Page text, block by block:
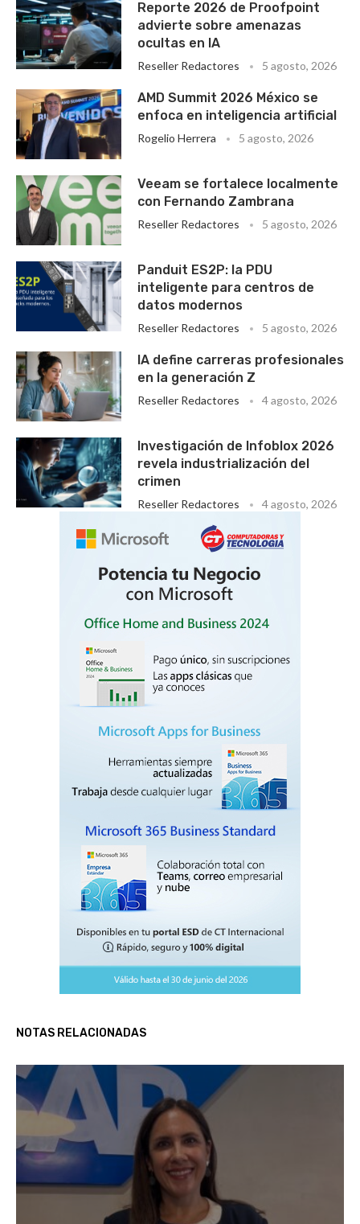
Reporte 2026 de Proofpoint
advierte sobre amenazas
ocultas en IA
Reseller Redactores 5 agosto, 2026
AMD Summit 2026 México se
enfoca en inteligencia artificial
Rogelio Herrera 5 agosto, 2026
Veeam se fortalece localmente
con Fernando Zambrana
Reseller Redactores 5 agosto, 2026
Panduit ES2P: la PDU
inteligente para centros de
datos modernos
Reseller Redactores 5 agosto, 2026
IA define carreras profesionales
en la generación Z
Reseller Redactores 4 agosto, 2026
Investigación de Infoblox 2026
revela industrialización del
crimen
Reseller Redactores 4 agosto, 2026
NOTAS RELACIONADAS